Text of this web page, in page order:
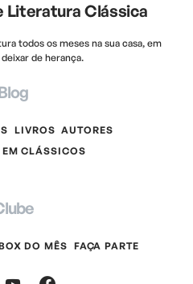
Literatura Clássica
todos os meses na sua casa, em
de herança.
LIVROS AUTORES
CLÁSSICOS
DO MÊS FAÇA PARTE